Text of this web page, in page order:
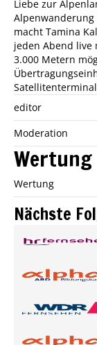
Liebe zur
Alpenwanderung
macht Tamina
jeden Abend live
3.000 Metern
editor
Moderation
Wertung
Wertung
Nächste